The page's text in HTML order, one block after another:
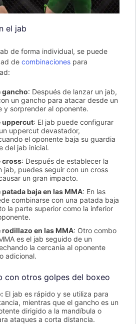
el jab
de forma individual, se puede
de combinaciones para
gancho: Después de lanzar un jab,
un gancho para atacar desde un
y sorprender al oponente.
uppercut: El jab puede configurar
uppercut devastador,
el oponente baja su guardia
del jab inicial.
cross: Después de establecer la
jab, puedes seguir con un cross
un gran impacto.
baja en las MMA: En las
combinarse con una patada baja
la parte superior como la inferior
en las MMA: Otro combo
es el jab seguido de un
la cercanía al oponente
adicional.
con otros golpes del boxeo
El jab es rápido y se utiliza para
mientras que el gancho es un
dirigido a la mandíbula o
ataques a corta distancia.